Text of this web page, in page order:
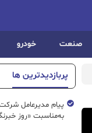
صنعت خودرو
پربازدیدترین ها
پیام مدیرعامل
به‌مناسبت «روز